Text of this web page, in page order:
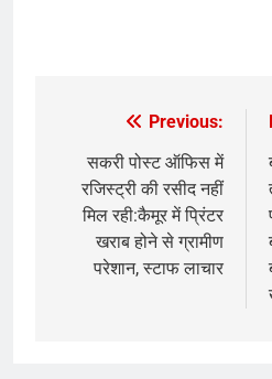
navigation
Previous:
सकरी पोस्ट ऑफिस में
रजिस्ट्री की रसीद नहीं
मिल रही:कैमूर में प्रिंटर
खराब होने से ग्रामीण
परेशान, स्टाफ लाचार